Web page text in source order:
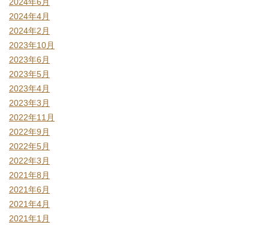
2024年4月
2024年2月
2023年10月
2023年6月
2023年5月
2023年4月
2023年3月
2022年11月
2022年9月
2022年5月
2022年3月
2021年8月
2021年6月
2021年4月
2021年1月